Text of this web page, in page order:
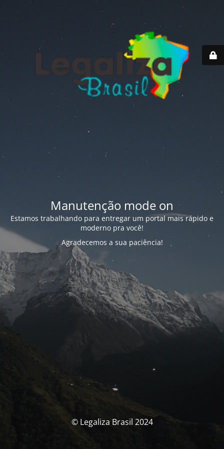
Manutenção mode on
Estamos trabalhando para entregar um portal mais rápido e
moderno pra você!
Agradecemos a sua paciência!
© Legaliza Brasil 2024